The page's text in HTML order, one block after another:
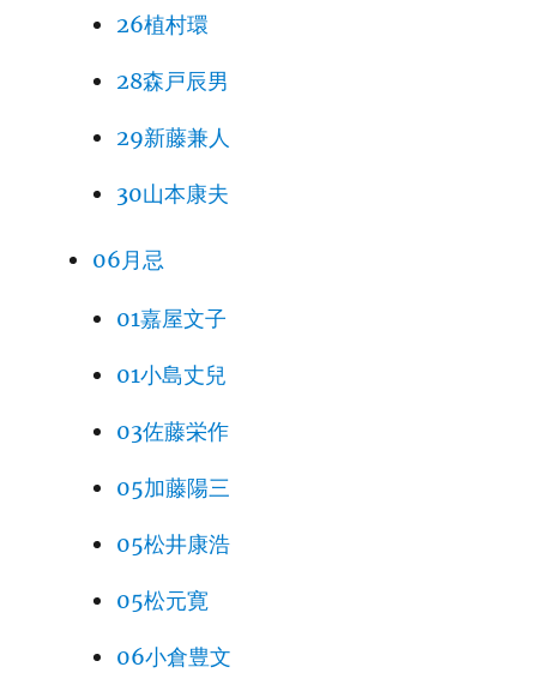
26植村環
28森戸辰男
29新藤兼人
30山本康夫
06月忌
01嘉屋文子
01小島丈兒
03佐藤栄作
05加藤陽三
05松井康浩
05松元寛
06小倉豊文